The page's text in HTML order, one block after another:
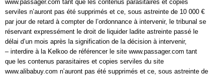
www.passager.com tant que les contenus parasitaires et copies
serviles n’auront pas été supprimés et ce, sous astreinte de 10 000 €
par jour de retard à compter de l’ordonnance à intervenir, le tribunal se
réservant expressément le droit de liquider ladite astreinte passé le
délai d’un mois après la signification de la décision à intervenir,
– interdire à la Kelkoo de référencer le site www.passager.com tant
que les contenus parasitaires et copies serviles du site
www.alibabuy.com n’auront pas été supprimés et ce, sous astreinte de